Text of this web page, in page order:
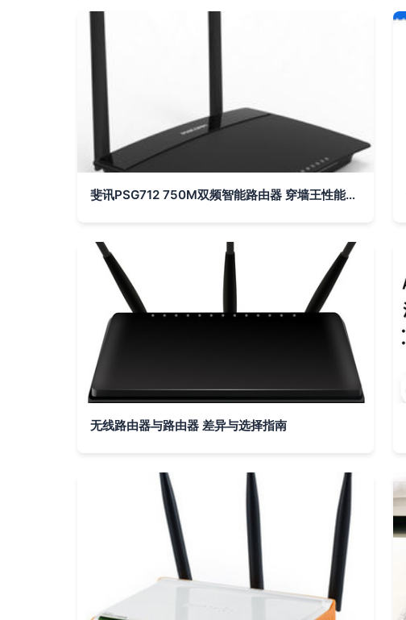
斐讯PSG712 750M双频智能路由器 穿墙王性能深度解析
无线路由器与路由器 差异与选择指南